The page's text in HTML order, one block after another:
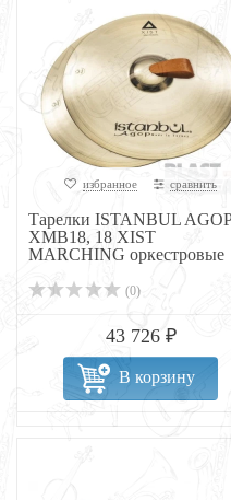
избранное сравнить
Тарелки ISTANBUL AGOP
XMB18, 18 XIST
MARCHING оркестровые
(0)
43 726 ₽
В корзину